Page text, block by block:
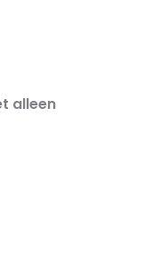
alleen